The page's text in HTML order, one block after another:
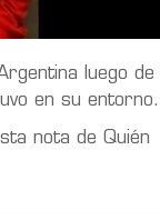
luego de
en su entorno.
nota de Quién